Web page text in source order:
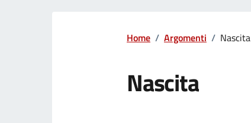
Home / Argomenti / Nascita
Nascita